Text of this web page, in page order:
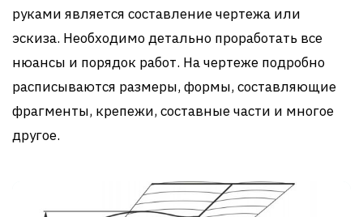
руками является составление чертежа или
эскиза. Необходимо детально проработать все
нюансы и порядок работ. На чертеже подробно
расписываются размеры, формы, составляющие
фрагменты, крепежи, составные части и многое
другое.